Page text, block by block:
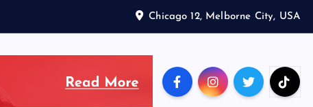
Chicago 12, Melborne City, USA